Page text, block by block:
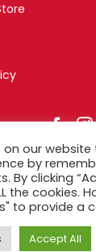
– Esagono
Designed by
on our
by
By clicking
the cookies.
to provide a
Accept All